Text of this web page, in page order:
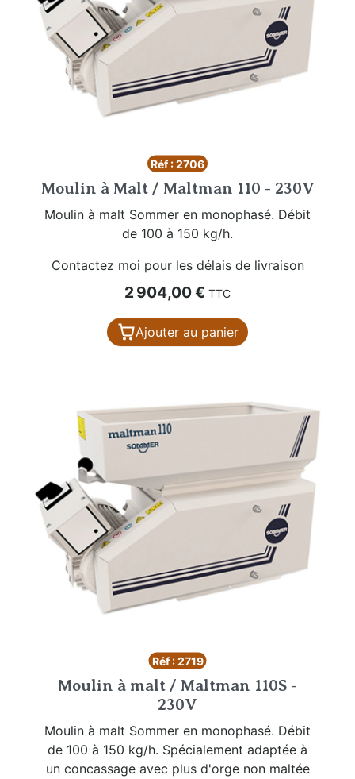
Réf : 2706
Moulin à Malt / Maltman 110 - 230V
Moulin à malt Sommer en monophasé. Débit
de 100 à 150 kg/h.
Contactez moi pour les délais de livraison
Prix
2 904,00 € TTC
Ajouter au panier
Réf : 2719
Moulin à malt / Maltman 110S -
230V
Moulin à malt Sommer en monophasé. Débit
de 100 à 150 kg/h. Spécialement adaptée à
un concassage avec plus d'orge non maltée